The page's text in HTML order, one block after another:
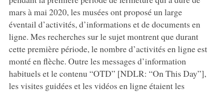
mars à mai 2020, les musées ont proposé un large
éventail d’activités, d’informations et de documents en
ligne. Mes recherches sur le sujet montrent que durant
cette première période, le nombre d’activités en ligne est
monté en flèche. Outre les messages d’information
habituels et le contenu “OTD” [NDLR: “On This Day”],
les visites guidées et les vidéos en ligne étaient les